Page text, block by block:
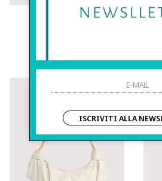
€ 95.00
ISCRIVITI ALLA